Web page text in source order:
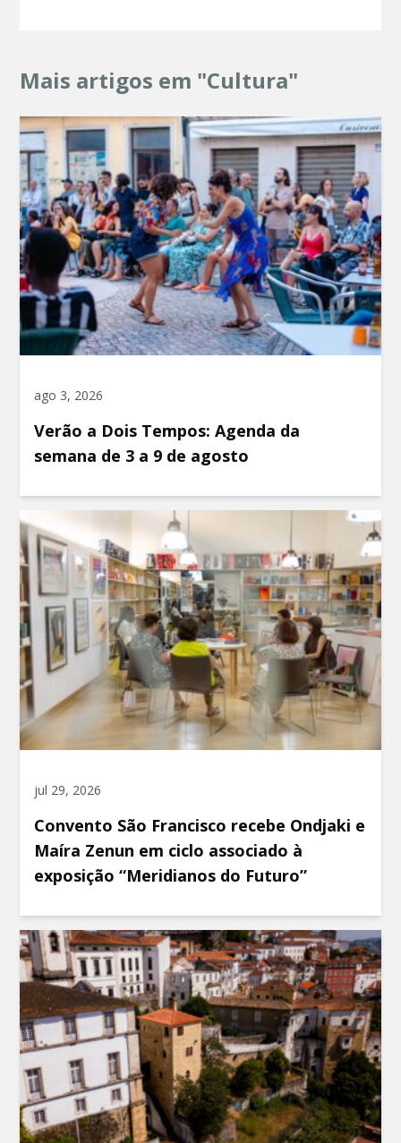
Mais artigos em "Cultura"
ago 3, 2026
Verão a Dois Tempos: Agenda da
semana de 3 a 9 de agosto
jul 29, 2026
Convento São Francisco recebe Ondjaki e
Maíra Zenun em ciclo associado à
exposição “Meridianos do Futuro”